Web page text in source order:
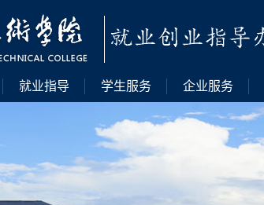
就业指导 学生服务 企业服务